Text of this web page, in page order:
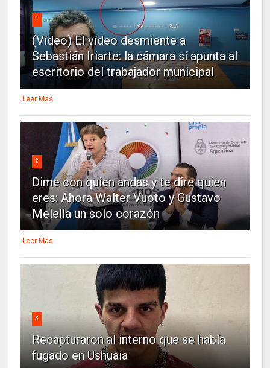
1
(Vídeo) El vídeo desmiente a
Sebastián Iriarte: la cámara sí apunta al
escritorio del trabajador municipal
Leer Mas
2
Dime con quien andas y te dire quien
eres: Ahora Walter Vuoto y Gustavo
Melella un solo corazón
Leer Mas
3
Recapturaron al interno que se había
fugado en Ushuaia